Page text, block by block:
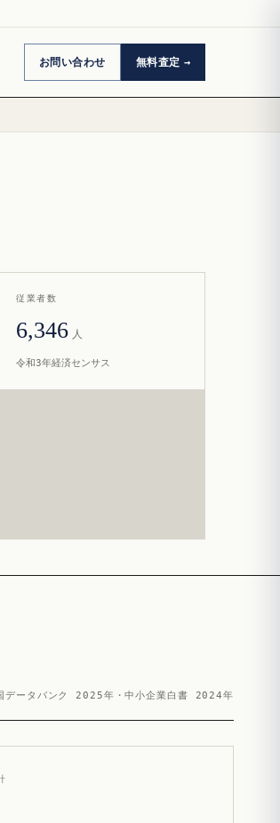
お問い合わせ 無料査定
従業者数
6,346 人
令和3年経済センサス
データバンク 2025年・中小企業白書 2024年